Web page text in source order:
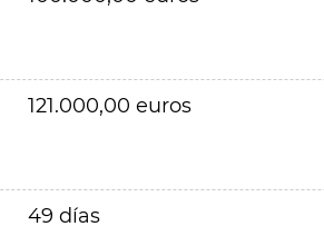
121.000,00 euros
49 días